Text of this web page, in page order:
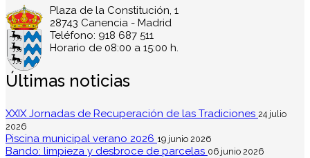
Plaza de la Constitución, 1
28743 Canencia - Madrid
Teléfono: 918 687 511
Horario de 08:00 a 15:00 h.
Últimas noticias
XXIX Jornadas de Recuperación de las Tradiciones 24 julio
2026
Piscina municipal verano 2026 19 junio 2026
Bando: limpieza y desbroce de parcelas 06 junio 2026